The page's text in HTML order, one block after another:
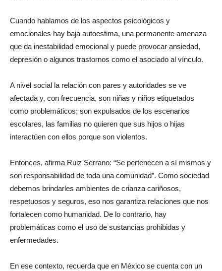
Cuando hablamos de los aspectos psicológicos y
emocionales hay baja autoestima, una permanente amenaza
que da inestabilidad emocional y puede provocar ansiedad,
depresión o algunos trastornos como el asociado al vínculo.
A nivel social la relación con pares y autoridades se ve
afectada y, con frecuencia, son niñas y niños etiquetados
como problemáticos; son expulsados de los escenarios
escolares, las familias no quieren que sus hijos o hijas
interactúen con ellos porque son violentos.
Entonces, afirma Ruiz Serrano: “Se pertenecen a sí mismos y
son responsabilidad de toda una comunidad”. Como sociedad
debemos brindarles ambientes de crianza cariñosos,
respetuosos y seguros, eso nos garantiza relaciones que nos
fortalecen como humanidad. De lo contrario, hay
problemáticas como el uso de sustancias prohibidas y
enfermedades.
En ese contexto, recuerda que en México se cuenta con un